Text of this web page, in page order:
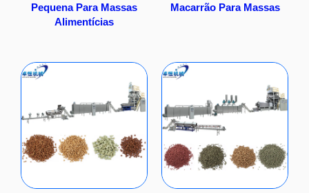
Pequena Para Massas
Alimentícias
Macarrão Para Massas